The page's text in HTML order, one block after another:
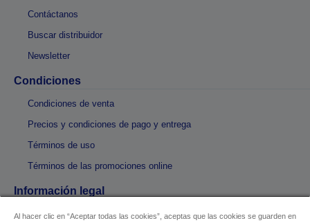
Contáctanos
Buscar distribuidor
Newsletter
Condiciones
Condiciones de venta
Precios y condiciones de pago y entrega
Términos de uso
Términos de las promociones online
Información legal
Safety Data Sheets
Al hacer clic en “Aceptar todas las cookies”, aceptas que las cookies se guarden en